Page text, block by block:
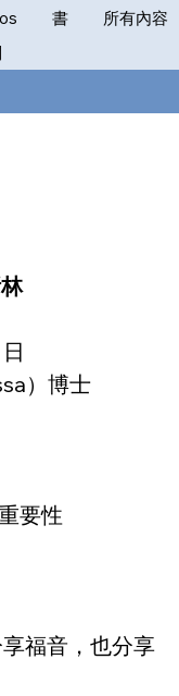
書
所有內容
）博士
要性
福音，也分享